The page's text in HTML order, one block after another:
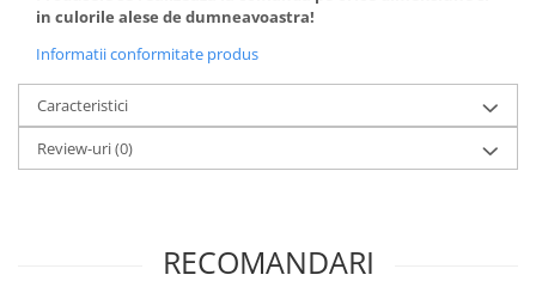
in culorile alese de dumneavoastra!
Informatii conformitate produs
Caracteristici
Review-uri(0)
RECOMANDARI